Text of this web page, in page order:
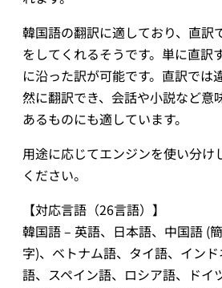
韓国語の翻訳に適しており、直訳
をしてくれるそうです。単に直訳
に沿った訳が可能です。直訳では
然に翻訳でき、会話や小説など意
あるものにも適しています。
用途に応じてエンジンを使い分け
ください。
【対応言語（26言語）】
韓国語 – 英語、日本語、中国語 (
字)、ベトナム語、タイ語、イン
語、スペイン語、ロシア語、ドイ